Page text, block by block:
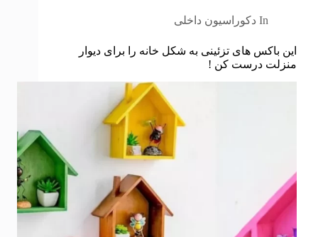
In دکوراسیون داخلی
این باکس های تزئینی به شکل خانه را برای دیوار
منزلت درست کن !